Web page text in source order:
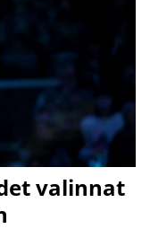
valinnat